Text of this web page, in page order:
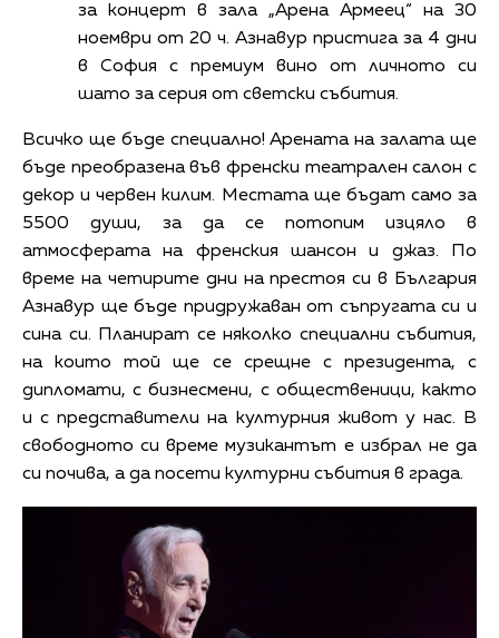
за концерт в зала „Арена Армеец“ на 30
ноември от 20 ч. Азнавур пристига за 4 дни
в София с премиум вино от личното си
шато за серия от светски събития.
Всичко ще бъде специално! Арената на залата ще
бъде преобразена във френски театрален салон с
декор и червен килим. Местата ще бъдат само за
5500 души, за да се потопим изцяло в
атмосферата на френския шансон и джаз. По
време на четирите дни на престоя си в България
Азнавур ще бъде придружаван от съпругата си и
сина си. Планират се няколко специални събития,
на които той ще се срещне с президента, с
дипломати, с бизнесмени, с общественици, както
и с представители на културния живот у нас. В
свободното си време музикантът е избрал не да
си почива, а да посети културни събития в града.